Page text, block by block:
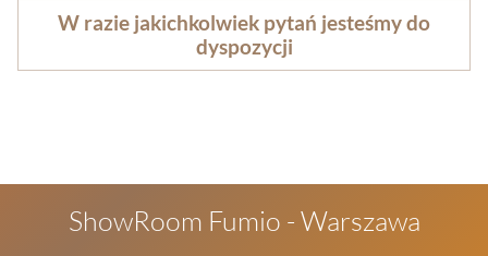
W razie jakichkolwiek pytań jesteśmy do
dyspozycji
ShowRoom Fumio - Warszawa